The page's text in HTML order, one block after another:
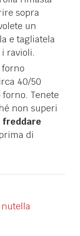
sopra
un
e tagliatela
ravioli.
40/50
Tenete
non superi
di